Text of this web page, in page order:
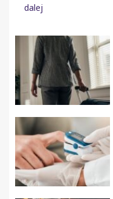
dalej